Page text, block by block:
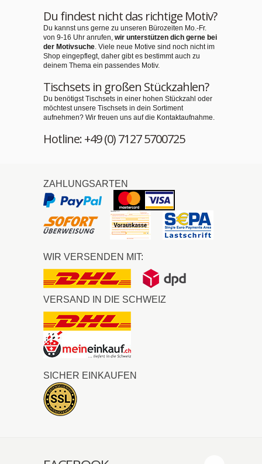
Du findest nicht das richtige Motiv?
Du kannst uns gerne zu unseren Bürozeiten Mo.-Fr.
von 9-16 Uhr anrufen, wir unterstützen dich gerne bei
der Motivsuche. Viele neue Motive sind noch nicht im
Shop eingepflegt, daher gibt es bestimmt auch zu
deinem Thema ein passendes Motiv.
Tischsets in großen Stückzahlen?
Du benötigst Tischsets in einer hohen Stückzahl oder
möchtest unsere Tischsets in dein Sortiment
aufnehmen? Wir freuen uns auf die Kontaktaufnahme.
Hotline: +49 (0) 7127 5700725
ZAHLUNGSARTEN
WIR VERSENDEN MIT:
VERSAND IN DIE SCHWEIZ
SICHER EINKAUFEN